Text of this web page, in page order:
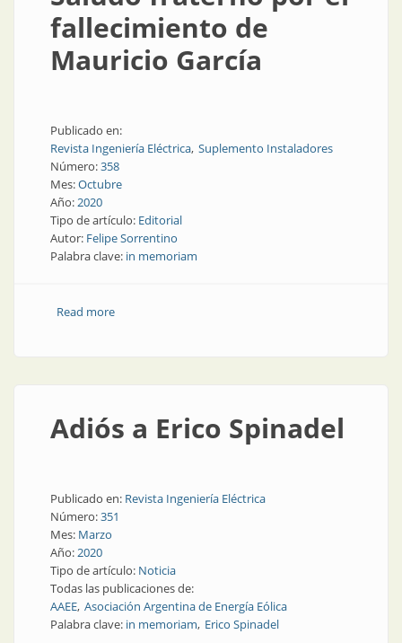
fallecimiento de
Mauricio García
Publicado en:
Revista Ingeniería Eléctrica Suplemento Instaladores
Número:358
Mes:Octubre
Año:2020
Tipo de artículo: Editorial
Autor: Felipe Sorrentino
Palabra clave: in memoriam
Read moreabout Saludo fraterno por el fallecimiento de
Adiós a Erico Spinadel
Publicado en: Revista Ingeniería Eléctrica
Número:351
Mes: Marzo
Año:2020
Tipo de artículo: Noticia
Todas las publicaciones de:
AAEE Asociación Argentina de Energía Eólica
Palabra clave: in memoriam Erico Spinadel